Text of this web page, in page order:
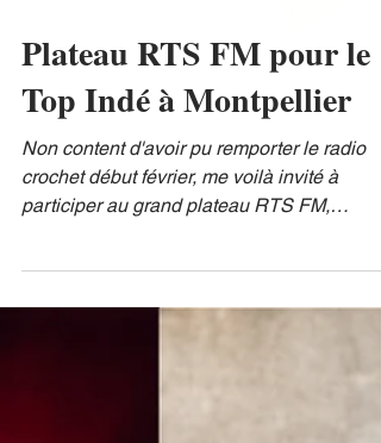
Plateau RTS FM pour le
Top Indé à Montpellier
Non content d'avoir pu remporter le radio
crochet début février, me voilà invité à